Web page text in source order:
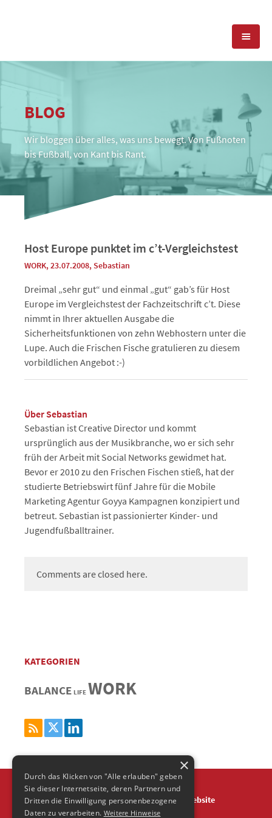
SOCIAL MEDIA
POSITIONIERUNG
REFERENZEN
TEAM
PRESSESERVICE
BLOG
BLOG
Wir bloggen über alles, was uns bewegt. Von Fußnoten
bis Fußball, von Kant bis Rant.
Host Europe punktet im c’t-Vergleichstest
WORK, 23.07.2008, Sebastian
Dreimal „sehr gut“ und einmal „gut“ gab’s für Host
Europe im Vergleichstest der Fachzeitschrift c’t. Diese
nimmt in Ihrer aktuellen Ausgabe die
Sicherheitsfunktionen von zehn Webhostern unter die
Lupe. Auch die Frischen Fische gratulieren zu diesem
vorbildlichen Angebot :-)
Über Sebastian
Sebastian ist Creative Director und kommt
ursprünglich aus der Musikbranche, wo er sich sehr
früh der Arbeit mit Social Networks gewidmet hat.
Bevor er 2010 zu den Frischen Fischen stieß, hat der
studierte Betriebswirt fünf Jahre für die Mobile
Marketing Agentur Goyya Kampagnen konzipiert und
betreut. Sebastian ist passionierter Kinder- und
Jugendfußballtrainer.
Comments are closed here.
KATEGORIEN
BALANCE LIFE WORK
Über Impressum Datenschutz Agentur Website
×
Durch das Klicken von "Alle erlauben" geben
Sie dieser Internetseite, deren Partnern und
Dritten die Einwilligung personenbezogene
Daten zu verarbeiten. Weitere Hinweise